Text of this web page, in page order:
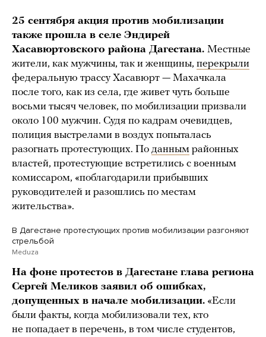
25 сентября акция против мобилизации
также прошла в селе Эндирей
Хасавюртовского района Дагестана. Местные
жители, как мужчины, так и женщины, перекрыли
федеральную трассу Хасавюрт — Махачкала
после того, как из села, где живет чуть больше
восьми тысяч человек, по мобилизации призвали
около 100 мужчин. Судя по кадрам очевидцев,
полиция выстрелами в воздух попыталась
разогнать протестующих. По данным районных
властей, протестующие встретились с военным
комиссаром, «поблагодарили прибывших
руководителей и разошлись по местам
жительства».
В Дагестане протестующих против мобилизации разгоняют
стрельбой
Meduza
На фоне протестов в Дагестане глава региона
Сергей Меликов заявил об ошибках,
допущенных в начале мобилизации. «Если
были факты, когда мобилизовали тех, кто
не попадает в перечень, в том числе студентов,